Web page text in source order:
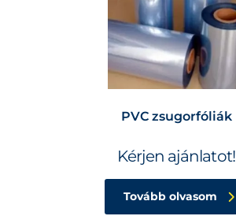
PVC zsugorfóliák
Kérjen ajánlatot!
Tovább olvasom